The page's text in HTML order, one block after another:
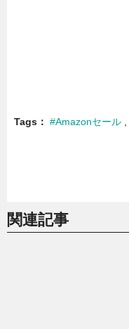
Tags #Amazonセール
関連記事